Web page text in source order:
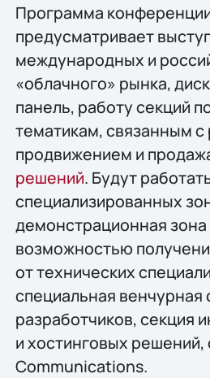
Программа
предусматривает
международных и
«облачного» рынка,
панель, работу секций
тематикам, связанным с
продвижением и
решений. Будут
специализированных
демонстрационная зона
возможностью
от технических
специальная венчурная
разработчиков, секция
и хостинговых решений,
Communications.